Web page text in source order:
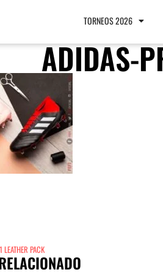
TORNEOS 2026
ADIDAS-
PACK